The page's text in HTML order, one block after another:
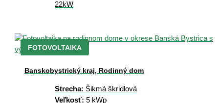
22kW
FOTOVOLTAIKA
Banskobystrický kraj, Rodinný dom
Strecha: Šikmá škridlová
Veľkosť: 5 kWp